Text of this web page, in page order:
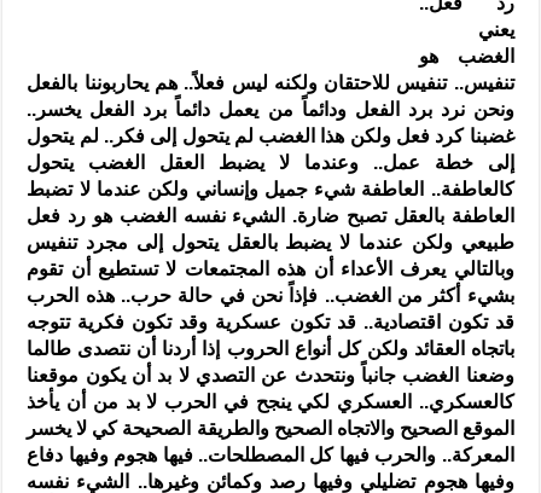
يعني
الغضب هو
تنفيس.. تنفيس للاحتقان ولكنه ليس فعلاً.. هم يحاربوننا بالفعل
ونحن نرد برد الفعل ودائماً من يعمل دائماً برد الفعل يخسر..
غضبنا كرد فعل ولكن هذا الغضب لم يتحول إلى فكر.. لم يتحول
إلى خطة عمل.. وعندما لا يضبط العقل الغضب يتحول
كالعاطفة.. العاطفة شيء جميل وإنساني ولكن عندما لا تضبط
العاطفة بالعقل تصبح ضارة. الشيء نفسه الغضب هو رد فعل
طبيعي ولكن عندما لا يضبط بالعقل يتحول إلى مجرد تنفيس
وبالتالي يعرف الأعداء أن هذه المجتمعات لا تستطيع أن تقوم
بشيء أكثر من الغضب.. فإذاً نحن في حالة حرب.. هذه الحرب
قد تكون اقتصادية.. قد تكون عسكرية وقد تكون فكرية تتوجه
باتجاه العقائد ولكن كل أنواع الحروب إذا أردنا أن نتصدى طالما
وضعنا الغضب جانباً ونتحدث عن التصدي لا بد أن يكون موقعنا
كالعسكري.. العسكري لكي ينجح في الحرب لا بد من أن يأخذ
الموقع الصحيح والاتجاه الصحيح والطريقة الصحيحة كي لا يخسر
المعركة.. والحرب فيها كل المصطلحات.. فيها هجوم وفيها دفاع
وفيها هجوم تضليلي وفيها رصد وكمائن وغيرها.. الشيء نفسه